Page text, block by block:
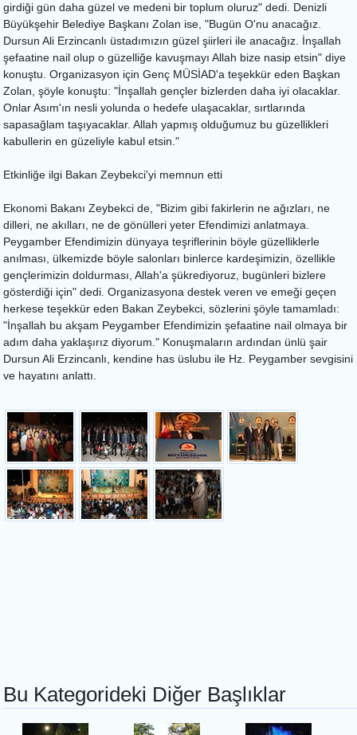
girdiği gün daha güzel ve medeni bir toplum oluruz" dedi. Denizli
Büyükşehir Belediye Başkanı Zolan ise, "Bugün O'nu anacağız.
Dursun Ali Erzincanlı üstadımızın güzel şiirleri ile anacağız. İnşallah
şefaatine nail olup o güzelliğe kavuşmayı Allah bize nasip etsin" diye
konuştu. Organizasyon için Genç MÜSİAD'a teşekkür eden Başkan
Zolan, şöyle konuştu: "İnşallah gençler bizlerden daha iyi olacaklar.
Onlar Asım'ın nesli yolunda o hedefe ulaşacaklar, sırtlarında
sapasağlam taşıyacaklar. Allah yapmış olduğumuz bu güzellikleri
kabullerin en güzeliyle kabul etsin."
Etkinliğe ilgi Bakan Zeybekci'yi memnun etti
Ekonomi Bakanı Zeybekci de, "Bizim gibi fakirlerin ne ağızları, ne
dilleri, ne akılları, ne de gönülleri yeter Efendimizi anlatmaya.
Peygamber Efendimizin dünyaya teşriflerinin böyle güzelliklerle
anılması, ülkemizde böyle salonları binlerce kardeşimizin, özellikle
gençlerimizin doldurması, Allah'a şükrediyoruz, bugünleri bizlere
gösterdiği için" dedi. Organizasyona destek veren ve emeği geçen
herkese teşekkür eden Bakan Zeybekci, sözlerini şöyle tamamladı:
"İnşallah bu akşam Peygamber Efendimizin şefaatine nail olmaya bir
adım daha yaklaşırız diyorum." Konuşmaların ardından ünlü şair
Dursun Ali Erzincanlı, kendine has üslubu ile Hz. Peygamber sevgisini
ve hayatını anlattı.
Bu Kategorideki Diğer Başlıklar